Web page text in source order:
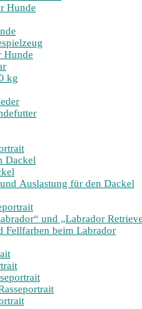
Hunde
Hunde
kg
Dackel
Auslastung für den Dackel
und „Labrador
Fellfarben beim Labrador